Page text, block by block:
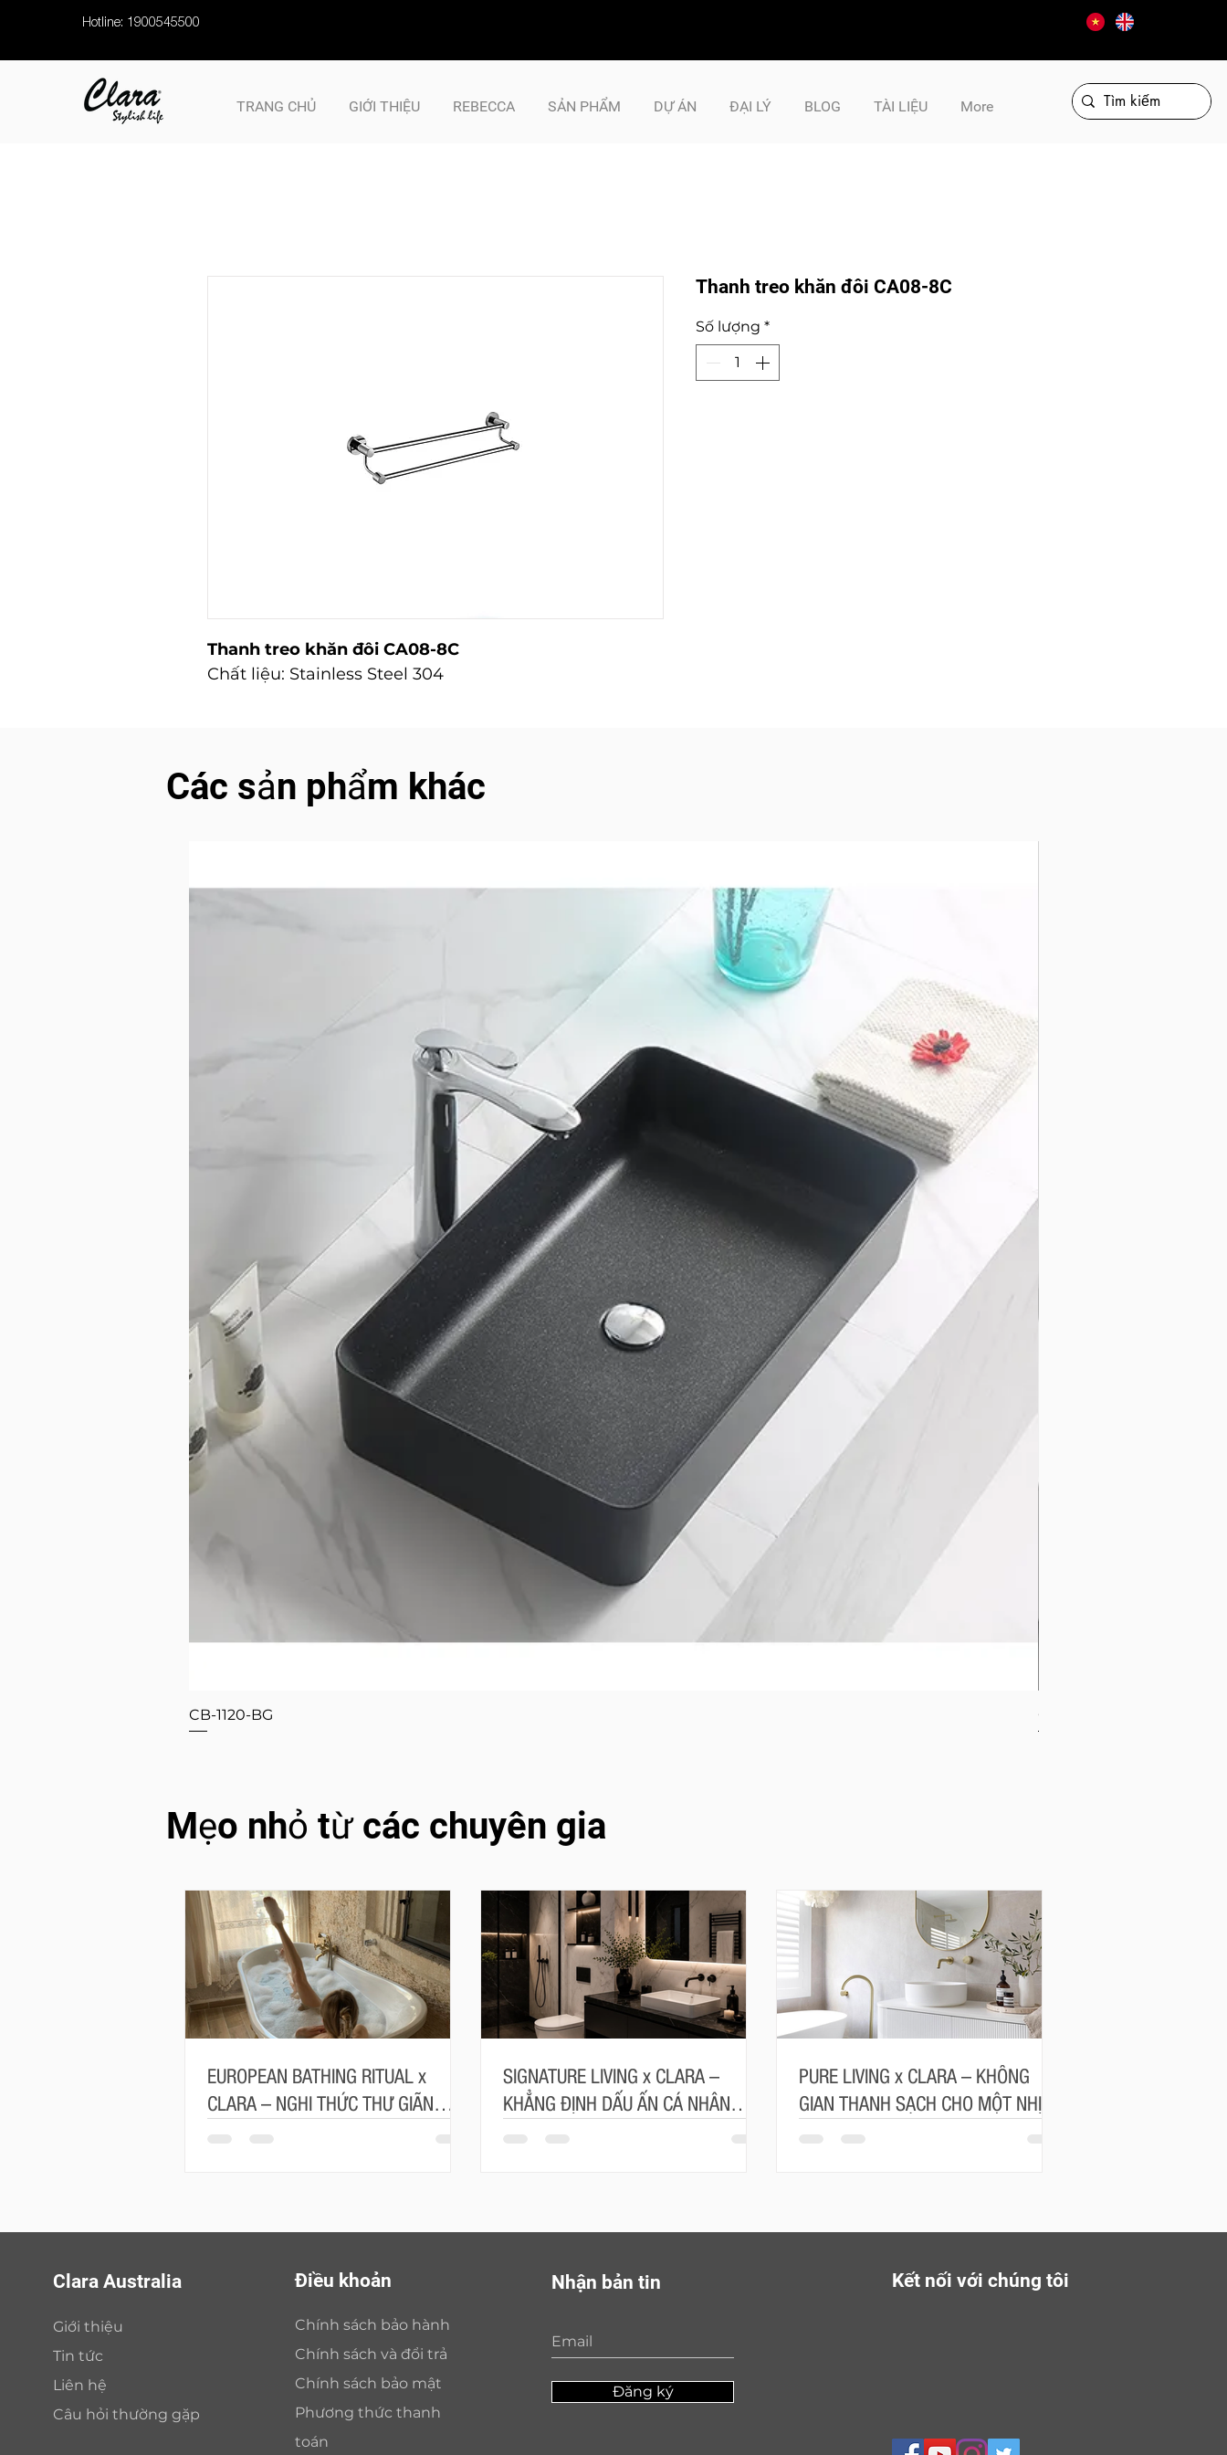
Hotline: 1900545500
TRANG CHỦ GIỚI THIỆU REBECCA SẢN PHẨM DỰ ÁN ĐẠI LÝ BLOG TÀI LIỆU More
Thanh treo khăn đôi CA08-8C
Chất liệu: Stainless Steel 304
Thanh treo khăn đôi CA08-8C
Số lượng *
Các sản phẩm khác
CB-1120-BG CB-1120-W
Mẹo nhỏ từ các chuyên gia
EUROPEAN BATHING RITUAL x
CLARA – NGHI THỨC THƯ GIÃN
SIGNATURE LIVING x CLARA –
KHẲNG ĐỊNH DẤU ẤN CÁ NHÂN
PURE LIVING x CLARA – KHÔNG
GIAN THANH SẠCH CHO MỘT NHỊP
Clara Australia
Giới thiệu
Tin tức
Liên hệ
Câu hỏi thường gặp
Điều khoản
Chính sách bảo hành
Chính sách và đổi trả
Chính sách bảo mật
Phương thức thanh
toán
Nhận bản tin
Đăng ký
Kết nối với chúng tôi